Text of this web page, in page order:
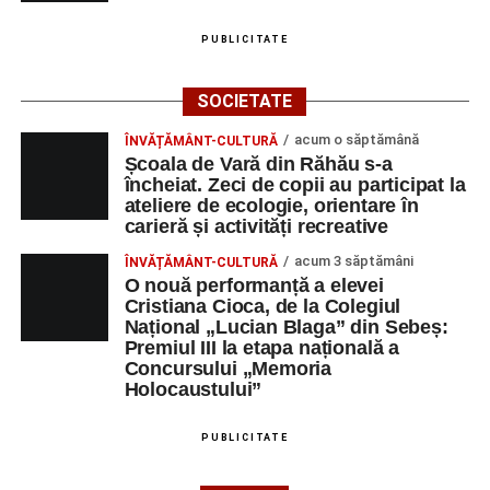
PUBLICITATE
SOCIETATE
ÎNVĂȚĂMÂNT-CULTURĂ acum o săptămână
Școala de Vară din Răhău s-a
încheiat. Zeci de copii au participat la
ateliere de ecologie, orientare în
carieră și activități recreative
ÎNVĂȚĂMÂNT-CULTURĂ acum 3 săptămâni
O nouă performanță a elevei
Cristiana Cioca, de la Colegiul
Național „Lucian Blaga” din Sebeș:
Premiul III la etapa națională a
Concursului „Memoria
Holocaustului”
PUBLICITATE